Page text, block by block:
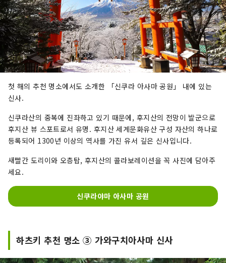
첫 해의 추천 명소에서도 소개한 「신쿠라 아사마 공원」 내에 있는
신사.
신쿠라산의 중복에 진좌하고 있기 때문에, 후지산의 전망이 발군으로
후지산 뷰 스포트로서 유명. 후지산 세계문화유산 구성 자산의 하나로
등록되어 1300년 이상의 역사를 가진 유서 깊은 신사입니다.
새빨간 도리이와 오층탑, 후지산의 콜라보레이션을 꼭 사진에 담아주
세요.
신쿠라야마 아사마 공원
하츠키 추천 명소 ③ 가와구치아사마 신사